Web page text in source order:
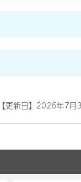
【更新日】 2026年7月